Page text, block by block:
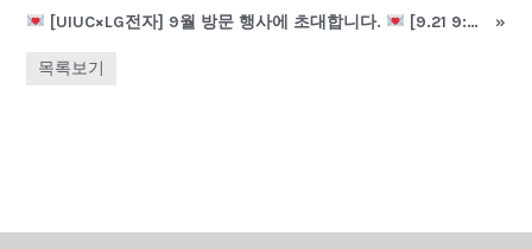
[UIUC×LG전자] 9월 방문 행사에 초대합니다.
[9.21 9:30 AM ~ 15:30 PM] »
목록보기